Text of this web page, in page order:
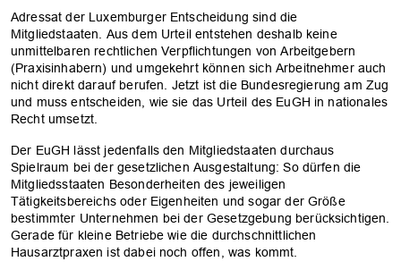
Adressat der Luxemburger Entscheidung sind die
Mitgliedstaaten. Aus dem Urteil entstehen deshalb keine
unmittelbaren rechtlichen Verpflichtungen von Arbeitgebern
(Praxisinhabern) und umgekehrt können sich Arbeitnehmer auch
nicht direkt darauf berufen. Jetzt ist die Bundesregierung am Zug
und muss entscheiden, wie sie das Urteil des EuGH in nationales
Recht umsetzt.
Der EuGH lässt jedenfalls den Mitgliedstaaten durchaus
Spielraum bei der gesetzlichen Ausgestaltung: So dürfen die
Mitgliedsstaaten Besonderheiten des jeweiligen
Tätigkeitsbereichs oder Eigenheiten und sogar der Größe
bestimmter Unternehmen bei der Gesetzgebung berücksichtigen.
Gerade für kleine Betriebe wie die durchschnittlichen
Hausarztpraxen ist dabei noch offen, was kommt.